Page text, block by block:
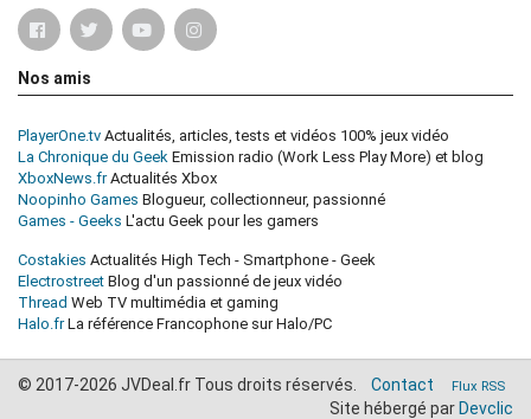
Nos amis
PlayerOne.tv Actualités, articles, tests et vidéos 100% jeux vidéo
La Chronique du Geek Emission radio (Work Less Play More) et blog
XboxNews.frActualités Xbox
Noopinho Games Blogueur, collectionneur, passionné
Games - Geeks L'actu Geek pour les gamers
Costakies Actualités High Tech - Smartphone - Geek
Electrostreet Blog d'un passionné de jeux vidéo
Thread Web TV multimédia et gaming
Halo.frLa référence Francophone sur Halo/PC
© 2017-2026 JVDeal.fr Tous droits réservés. Contact Flux RSS
Site hébergé parDevclic